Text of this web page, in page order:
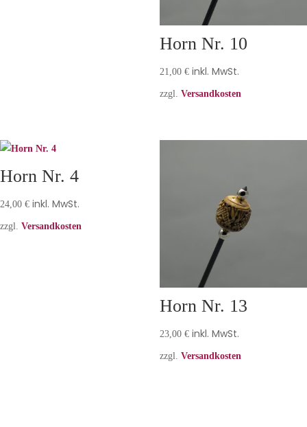
Horn Nr. 10
21,00 € inkl. MwSt.
zzgl. Versandkosten
Horn Nr. 4
24,00 € inkl. MwSt.
zzgl. Versandkosten
Horn Nr. 13
23,00 € inkl. MwSt.
zzgl. Versandkosten